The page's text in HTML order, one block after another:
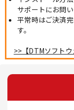
サポートにお問
平常時はご決済
す。
>>【DTMソフト